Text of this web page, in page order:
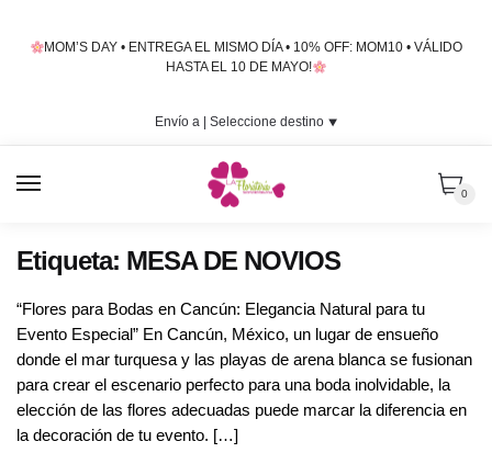
MOM’S DAY • ENTREGA EL MISMO DÍA • 10% OFF: MOM10 • VÁLIDO
HASTA EL 10 DE MAYO!
Envío a | Seleccione destino⯆
0
Etiqueta: MESA DE NOVIOS
“Flores para Bodas en Cancún: Elegancia Natural para tu
Evento Especial” En Cancún, México, un lugar de ensueño
donde el mar turquesa y las playas de arena blanca se fusionan
para crear el escenario perfecto para una boda inolvidable, la
elección de las flores adecuadas puede marcar la diferencia en
la decoración de tu evento. […]